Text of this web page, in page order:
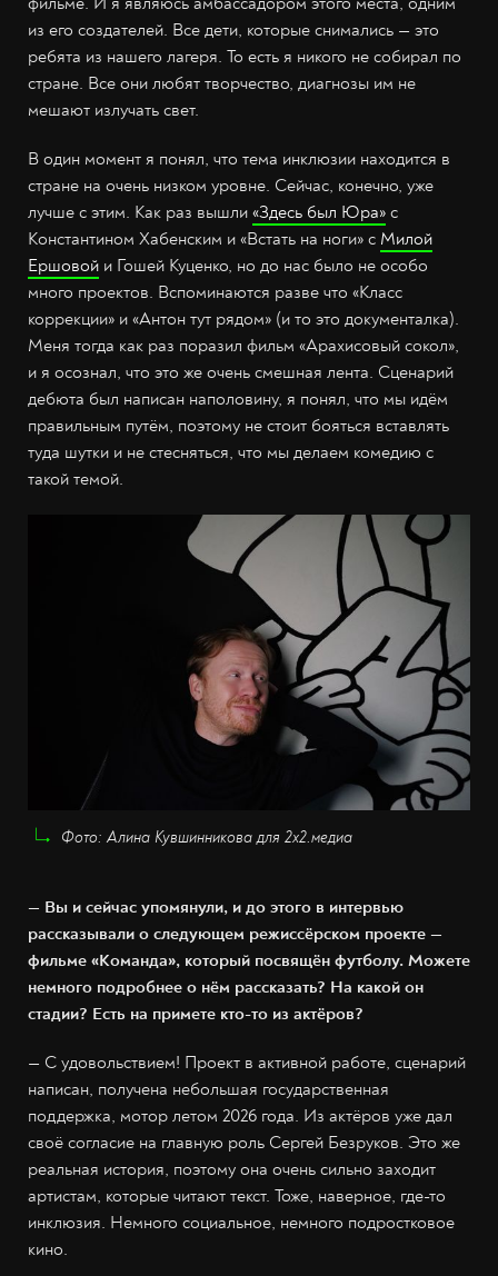
из его создателей. Все дети, которые снимались — это
ребята из нашего лагеря. То есть я никого не собирал по
стране. Все они любят творчество, диагнозы им не
мешают излучать свет.
В один момент я понял, что тема инклюзии находится в
стране на очень низком уровне. Сейчас, конечно, уже
лучше с этим. Как раз вышли «Здесь был Юра» с
Константином Хабенским и «Встать на ноги» с Милой
Ершовой и Гошей Куценко, но до нас было не особо
много проектов. Вспоминаются разве что «Класс
коррекции» и «Антон тут рядом» (и то это документалка).
Меня тогда как раз поразил фильм «Арахисовый сокол»,
и я осознал, что это же очень смешная лента. Сценарий
дебюта был написан наполовину, я понял, что мы идём
правильным путём, поэтому не стоит бояться вставлять
туда шутки и не стесняться, что мы делаем комедию с
такой темой.
Фото: Алина Кувшинникова для 2х2.медиа
— Вы и сейчас упомянули, и до этого в интервью
рассказывали о следующем режиссёрском проекте —
фильме «Команда», который посвящён футболу. Можете
немного подробнее о нём рассказать? На какой он
стадии? Есть на примете кто-то из актёров?
— С удовольствием! Проект в активной работе, сценарий
написан, получена небольшая государственная
поддержка, мотор летом 2026 года. Из актёров уже дал
своё согласие на главную роль Сергей Безруков. Это же
реальная история, поэтому она очень сильно заходит
артистам, которые читают текст. Тоже, наверное, где-то
инклюзия. Немного социальное, немного подростковое
кино.